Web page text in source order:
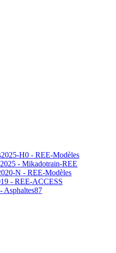
2025-H0 - REE-Modèles
2025 - Mikadotrain-REE
N - REE-Modèles
- REE-ACCESS
Asphaltes87